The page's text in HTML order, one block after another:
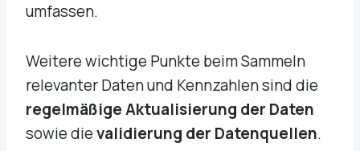
umfassen.
Weitere wichtige Punkte beim Sammeln
relevanter Daten und Kennzahlen sind die
regelmäßige Aktualisierung der Daten
sowie dievalidierung der Datenquellen.